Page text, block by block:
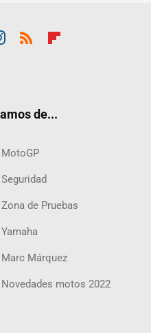
de...
MotoGP
Seguridad
Zona de Pruebas
Yamaha
Marc Márquez
Novedades motos 2022